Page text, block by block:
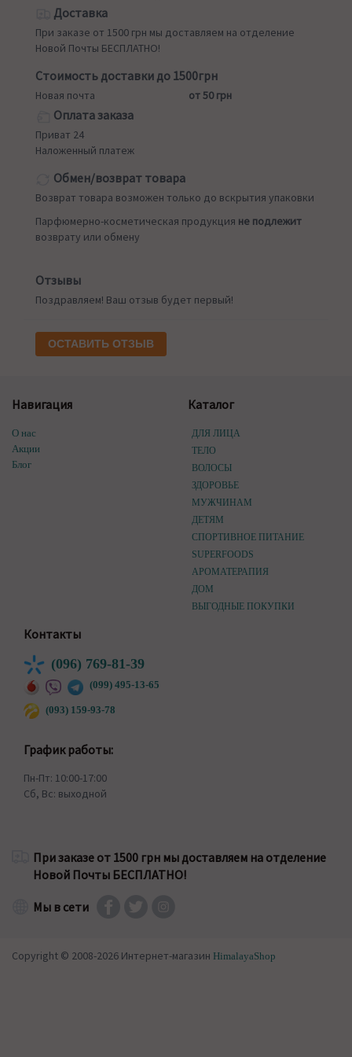
Доставка
При заказе от 1500 грн мы доставляем на отделение
Новой Почты БЕСПЛАТНО!
Стоимость доставки до 1500грн
Новая почта от 50 грн
Оплата заказа
Приват 24
Наложенный платеж
Обмен/возврат товара
Возврат товара возможен только до вскрытия упаковки
Парфюмерно-косметическая продукция не подлежит
возврату или обмену
Отзывы
Поздравляем! Ваш отзыв будет первый!
ОСТАВИТЬ ОТЗЫВ
Навигация
О нас
Акции
Блог
Каталог
ДЛЯ ЛИЦА
ТЕЛО
ВОЛОСЫ
ЗДОРОВЬЕ
МУЖЧИНАМ
ДЕТЯМ
СПОРТИВНОЕ ПИТАНИЕ
SUPERFOODS
АРОМАТЕРАПИЯ
ДОМ
ВЫГОДНЫЕ ПОКУПКИ
Контакты
(096) 769-81-39
(099) 495-13-65
(093) 159-93-78
График работы:
Пн-Пт: 10:00-17:00
Сб, Вс: выходной
При заказе от 1500 грн мы доставляем на отделение
Новой Почты БЕСПЛАТНО!
Мы в сети
Copyright © 2008-2026 Интернет-магазин HimalayaShop